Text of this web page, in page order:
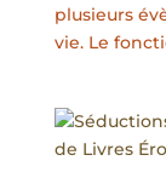
plusieurs
vie. Le